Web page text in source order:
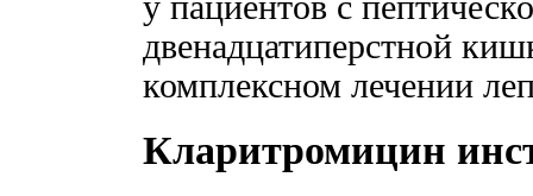
двенадцатиперстной
комплексном лечении
Кларитромицин